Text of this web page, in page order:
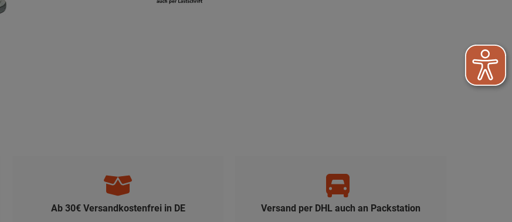
Ab 30€ Versandkostenfrei in DE Versand per DHL auch an Packstation